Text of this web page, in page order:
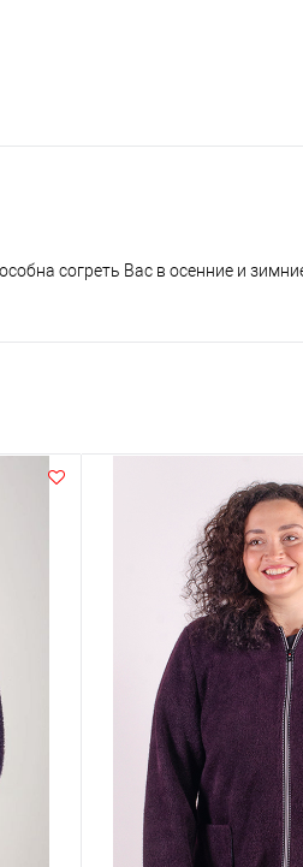
согреть Вас в осенние и